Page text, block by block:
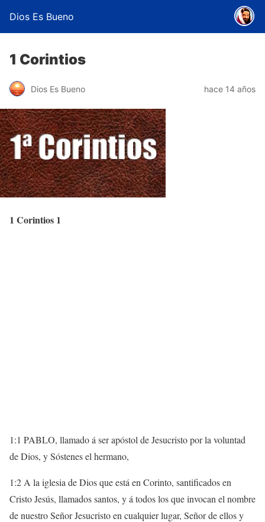
Dios Es Bueno
1 Corintios
Dios Es Bueno hace 14 años
1 Corintios 1
1:1 PABLO, llamado á ser apóstol de Jesucristo por la voluntad
de Dios, y Sóstenes el hermano,
1:2 A la iglesia de Dios que está en Corinto, santificados en
Cristo Jesús, llamados santos, y á todos los que invocan el nombre
de nuestro Señor Jesucristo en cualquier lugar, Señor de ellos y